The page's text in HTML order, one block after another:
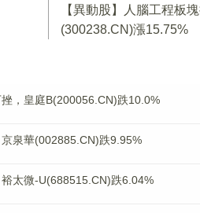
【異動股】人腦工程板
(300238.CN)漲15.75%
挫，皇庭B(200056.CN)跌10.0%
京泉華(002885.CN)跌9.95%
裕太微-U(688515.CN)跌6.04%